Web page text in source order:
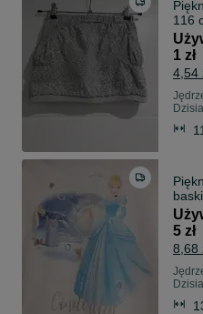
116
1 zł
4,54
5 zł
8,68